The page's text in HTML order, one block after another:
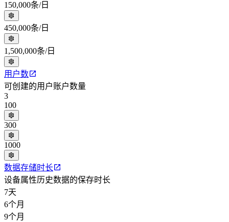
150,000条/日
450,000条/日
1,500,000条/日
用户数
可创建的用户账户数量
3
100
300
1000
数据存储时长
设备属性历史数据的保存时长
7天
6个月
9个月